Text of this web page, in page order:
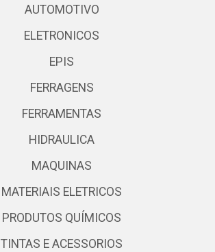
AUTOMOTIVO
ELETRONICOS
EPIS
FERRAGENS
FERRAMENTAS
HIDRAULICA
MAQUINAS
MATERIAIS ELETRICOS
PRODUTOS QUÍMICOS
TINTAS E ACESSORIOS